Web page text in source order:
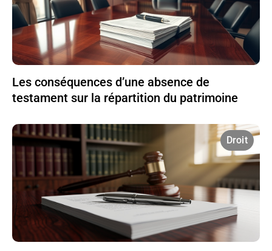
Les conséquences d’une absence de
testament sur la répartition du patrimoine
Droit